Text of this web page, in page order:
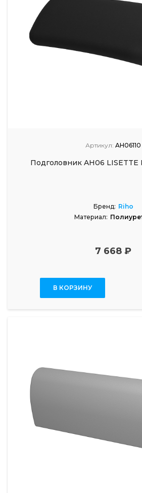
Артикул: AH06110
Подголовник AH06 LISETTE
Бренд: Riho
Материал:
7 668 ₽
В КОРЗИНУ